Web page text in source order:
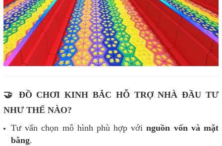
🤝 ĐỒ CHƠI KINH BẮC HỖ TRỢ NHÀ ĐẦU TƯ
NHƯ THẾ NÀO?
Tư vấn chọn mô hình phù hợp vớinguồn vốn và mặt
bằng.